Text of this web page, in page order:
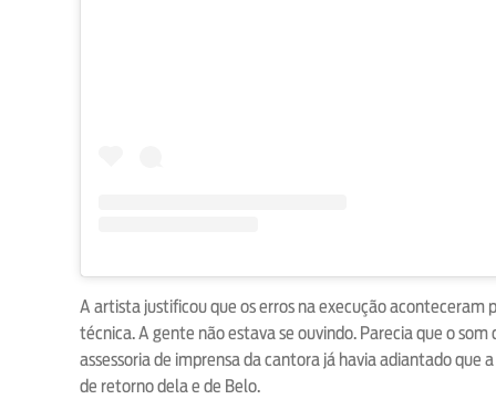
A artista justificou que os erros na execução
técnica. A gente não estava se ouvindo. Parecia que o
assessoria de imprensa da cantora já havia adiantado que
de retorno dela e de Belo.